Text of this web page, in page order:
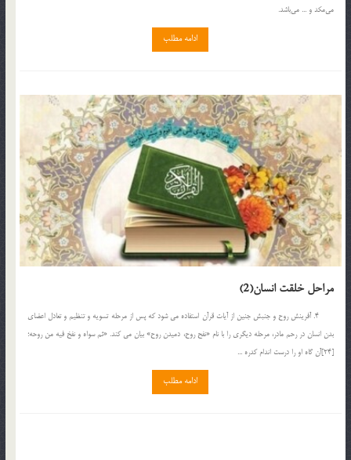
مي‌مكد و ... مي‌باشد.
ادامه مطلب
مراحل خلقت انسان(2)
4. آفرينش روح و جنبش جنين از آيات قرآن استفاده مي شود كه پس از مرحله تسويه و تنظيم و تعادل اعضاي
بدن انسان در رحم مادر، مرحله ديگري را با نام «نفح روح، دميدن روح» بيان مي كند. «ثم سواه و نفخ فيه من روحه؛
[24]آن گاه او را درست اندام كدره ...
ادامه مطلب